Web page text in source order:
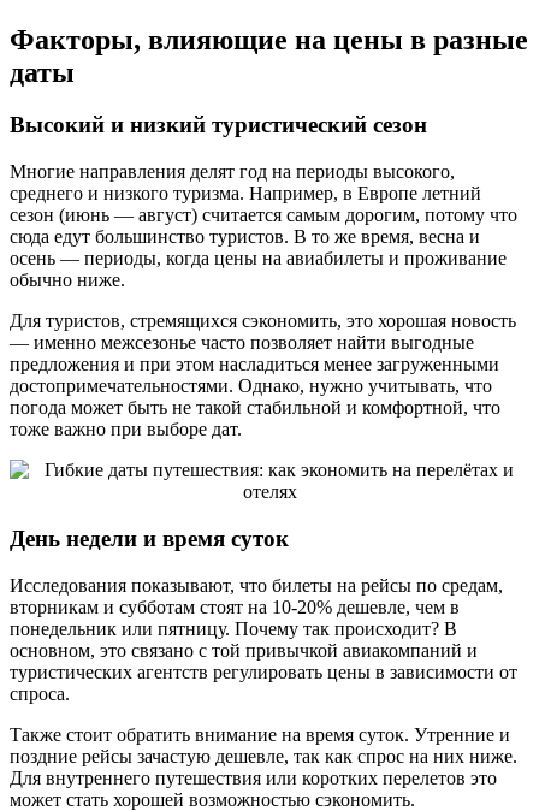
Факторы, влияющие на цены в разные
даты
Высокий и низкий туристический сезон
Многие направления делят год на периоды высокого,
среднего и низкого туризма. Например, в Европе летний
сезон (июнь — август) считается самым дорогим, потому что
сюда едут большинство туристов. В то же время, весна и
осень — периоды, когда цены на авиабилеты и проживание
обычно ниже.
Для туристов, стремящихся сэкономить, это хорошая новость
— именно межсезонье часто позволяет найти выгодные
предложения и при этом насладиться менее загруженными
достопримечательностями. Однако, нужно учитывать, что
погода может быть не такой стабильной и комфортной, что
тоже важно при выборе дат.
День недели и время суток
Исследования показывают, что билеты на рейсы по средам,
вторникам и субботам стоят на 10-20% дешевле, чем в
понедельник или пятницу. Почему так происходит? В
основном, это связано с той привычкой авиакомпаний и
туристических агентств регулировать цены в зависимости от
спроса.
Также стоит обратить внимание на время суток. Утренние и
поздние рейсы зачастую дешевле, так как спрос на них ниже.
Для внутреннего путешествия или коротких перелетов это
может стать хорошей возможностью сэкономить.